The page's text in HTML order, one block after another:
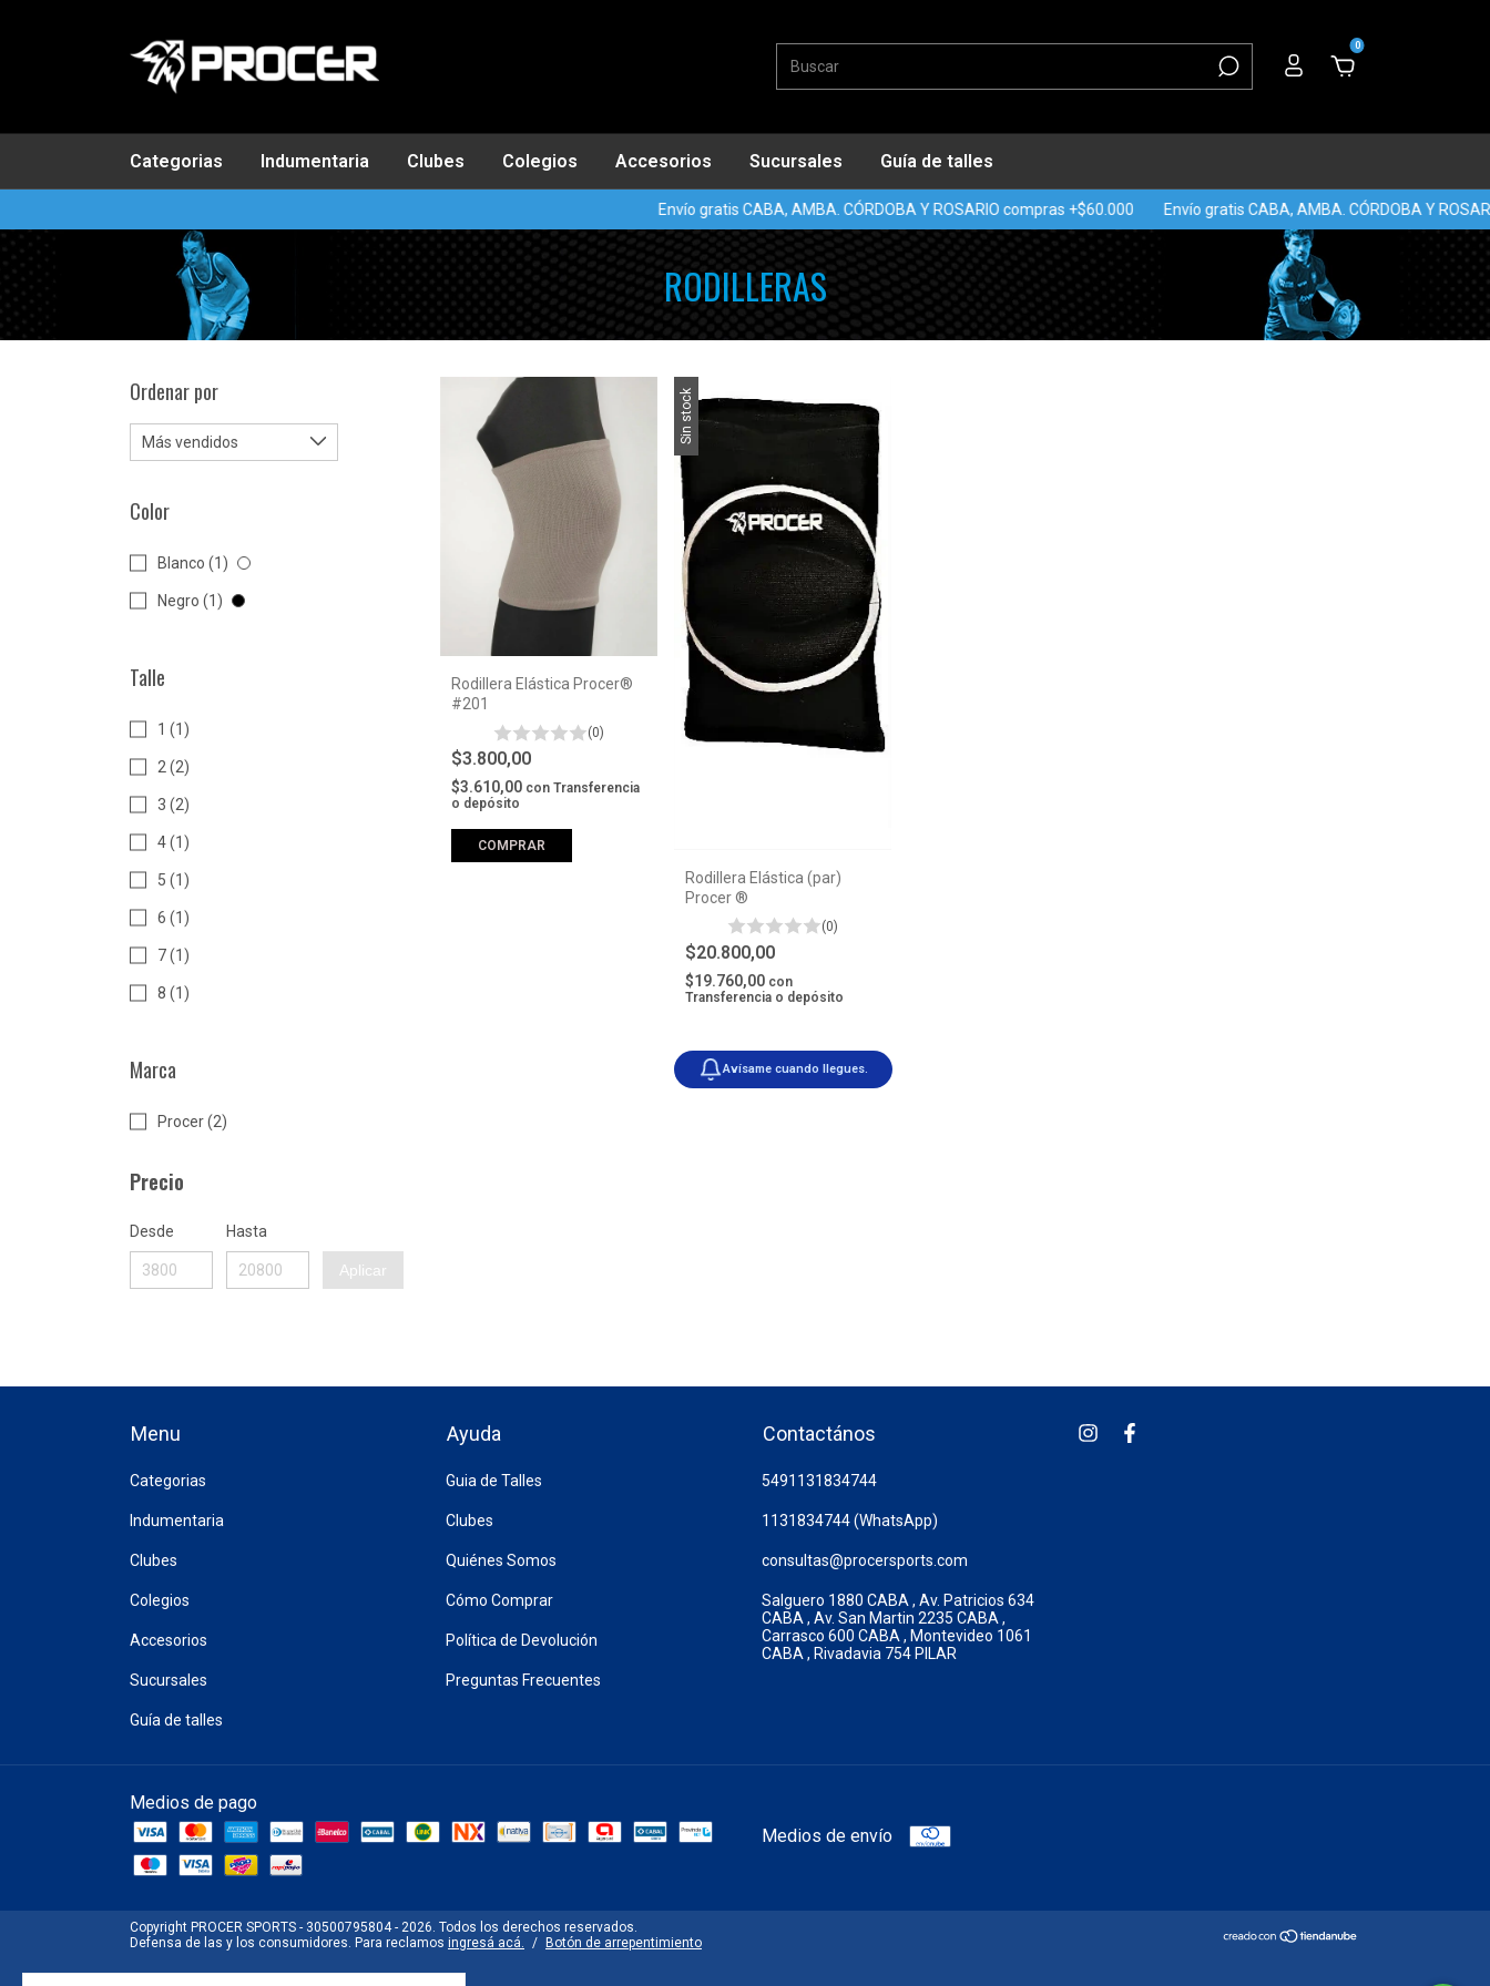
0
Categorias Indumentaria Clubes Colegios Accesorios Sucursales Guía de talles
Envío gratis CABA, AMBA. CÓRDOBA Y ROSARIO compras +$60.000 Envío gratis CABA, AMBA. CÓRDOBA Y
RODILLERAS
Ordenar por
Color
Blanco (1)
Negro (1)
Talle
1 (1)
2 (2)
3 (2)
4 (1)
5 (1)
6 (1)
7 (1)
8 (1)
Marca
Procer (2)
Precio
Desde Hasta
Aplicar
Rodillera Elástica Procer®
#201
(0)
$3.800,00
$3.610,00 con Transferencia
o depósito
COMPRAR
Sin stock
Rodillera Elástica (par)
Procer ®
(0)
$20.800,00
$19.760,00 con
Transferencia o depósito
Avísame cuando llegues.
Menu
Categorias
Indumentaria
Clubes
Colegios
Accesorios
Sucursales
Guía de talles
Ayuda
Guia de Talles
Clubes
Quiénes Somos
Cómo Comprar
Política de Devolución
Preguntas Frecuentes
Contactános
5491131834744
1131834744 (WhatsApp)
consultas@procersports.com
Salguero 1880 CABA , Av. Patricios 634
CABA , Av. San Martin 2235 CABA ,
Carrasco 600 CABA , Montevideo 1061
CABA , Rivadavia 754 PILAR
Medios de pago
Medios de envío
Copyright PROCER SPORTS - 30500795804 - 2026. Todos los derechos reservados.
Defensa de las y los consumidores. Para reclamos ingresá acá. / Botón de arrepentimiento